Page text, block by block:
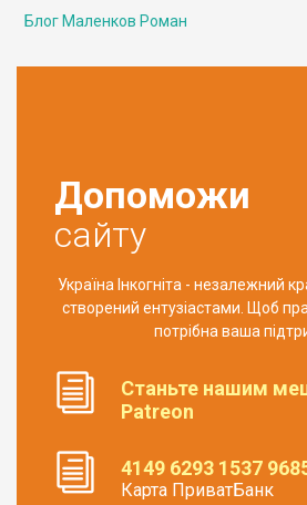
Блог Маленков Роман
Допоможи
сайту
Україна Інкогніта - незалежний
створений ентузіастами. Щоб
потрібна ваша
Станьте нашим
Patreon
4149 6293 1537
Карта ПриватБанк